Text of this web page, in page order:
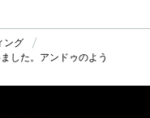
ング
した。アンドゥのよう